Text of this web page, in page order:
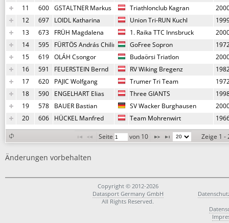
11
600 GSTALTNER Markus Triathlonclub Kagran
12
697 LOIDL Katharina Union Tri-RUN Kuchl
13
673 FRÜH Magdalena 1. Raika TTC Innsbruck
14
595 FÜRTÖS András ChilimboroGoFree Sopron
15
619 OLÁH Csongor Budaörsi Triatlon
16
591 FEUERSTEIN Bernd RV Wiking Bregenz
17
620 PAJIC Wolfgang Trumer Tri Team
18
590 ENGELHART Elias Three GIANTS
19
578 BAUER Bastian SV Wacker Burghausen
20
606 HÜCKEL Manfred Team Mohrenwirt
Seite von 10 Zeige 1 -
Änderungen vorbehalten
Copyright © 2012-2026
Datasport Germany GmbH
All Rights Reserved.